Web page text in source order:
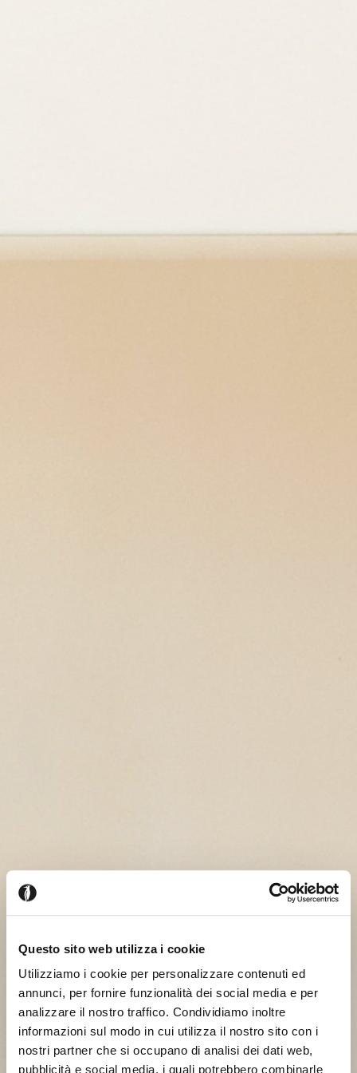
Questo sito web utilizza i cookie
Utilizziamo i cookie per personalizzare contenuti ed
annunci, per fornire funzionalità dei social media e per
analizzare il nostro traffico. Condividiamo inoltre
informazioni sul modo in cui utilizza il nostro sito con i
nostri partner che si occupano di analisi dei dati web,
pubblicità e social media, i quali potrebbero combinarle